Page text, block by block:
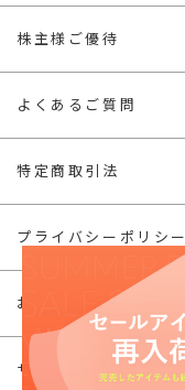
株主様ご優待
よくあるご質問
特定商取引法
プライバシーポリシー
お問い合わせ
サイトマップ